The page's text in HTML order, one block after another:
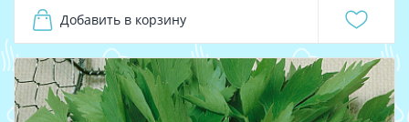
Добавить в корзину